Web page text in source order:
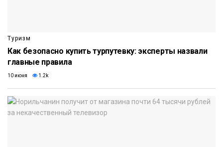
Туризм
Как безопасно купить турпутевку: эксперты назвали
главные правила
10 июня 1.2k